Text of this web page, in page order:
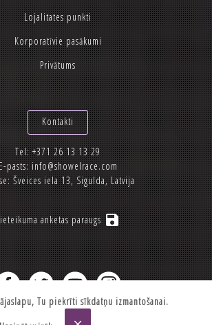
Lojalitates punkti
Korporatīvie pasākumi
Privātums
Kontakti
Tel:+371 26 13 13 29
E-pasts:info@showelrace.com
Šveices iela 13, Sigulda, Latvija
anketas paraugssave
2012-2026 © Showelrace.com
Tu piekrīti sīkdatņu izmantošanai.